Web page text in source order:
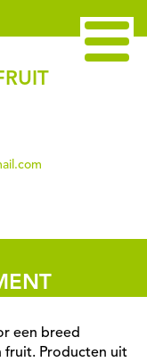
een breed
fruit. Producten uit